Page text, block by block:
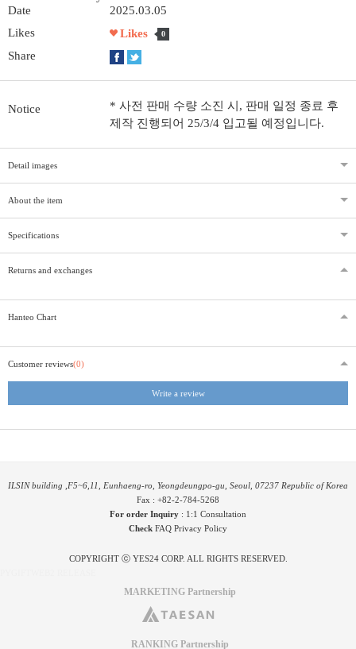
Date
2025.03.05
Likes
Likes 0
Share
Notice
* 사전 판매 수량 소진 시, 판매 일정 종료 후
제작 진행되어 25/3/4 입고될 예정입니다.
Detail images
About the item
Specifications
Returns and exchanges
Hanteo Chart
Customer reviews(0)
Write a review
ILSIN building ,F5~6,11, Eunhaeng-ro, Yeongdeungpo-gu, Seoul, 07237 Republic of Korea
Fax : +82-2-784-5268
For order Inquiry : 1:1 Consultation
Check FAQ Privacy Policy
COPYRIGHT ⓒ YES24 CORP. ALL RIGHTS RESERVED.
MARKETING Partnership
RANKING Partnership